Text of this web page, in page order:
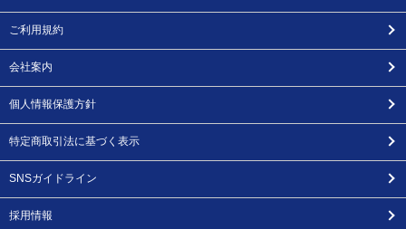
ご利用規約
会社案内
個人情報保護方針
特定商取引法に基づく表示
SNSガイドライン
採用情報